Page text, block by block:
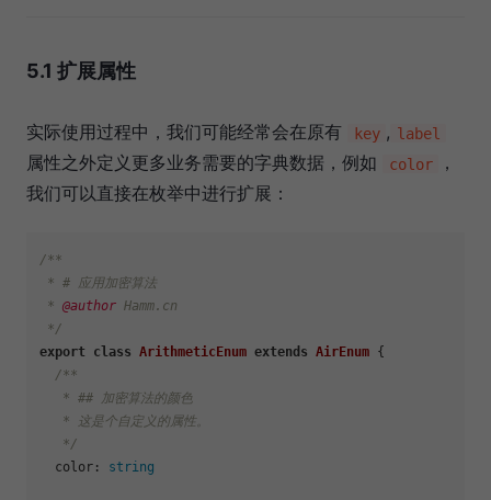
5.1 扩展属性
实际使用过程中，我们可能经常会在原有 key , label
属性之外定义更多业务需要的字典数据，例如 color
，
我们可以直接在枚举中进行扩展：
/**
* # 应用加密算法
* @author Hamm.cn
*/
export
class ArithmeticEnum extends AirEnum {
/**
   * ## 加密算法的颜色
   * 这是个自定义的属性。
   */
color : string